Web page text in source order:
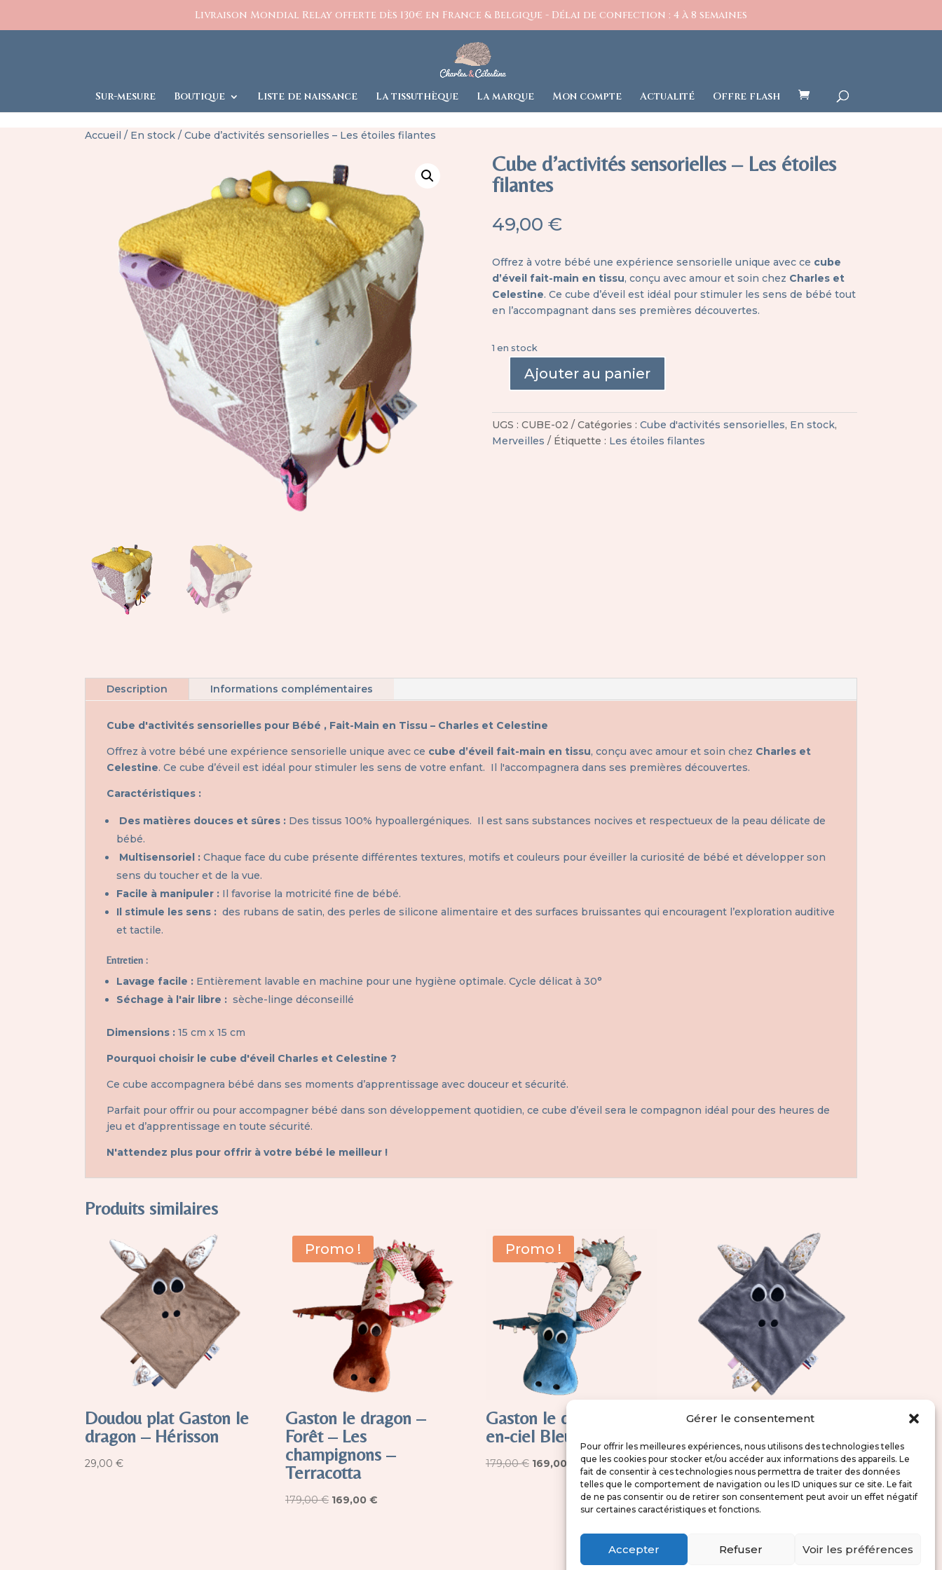
Gérer le consentement
Pour offrir les meilleures expériences, nous utilisons des technologies telles
que les cookies pour stocker et/ou accéder aux informations des appareils. Le
fait de consentir à ces technologies nous permettra de traiter des données
telles que le comportement de navigation ou les ID uniques sur ce site. Le fait
de ne pas consentir ou de retirer son consentement peut avoir un effet négatif
sur certaines caractéristiques et fonctions.
Accepter Refuser Voir les préférences
Livraison Mondial Relay offerte dès 130€ en France & Belgique - Délai de confection : 4 à 8 semaines
Sur-mesure Boutique Liste de naissance La tissuthèque La marque Mon compte Actualité Offre flash
Accueil / En stock / Cube d’activités sensorielles – Les étoiles filantes
Cube d’activités sensorielles – Les étoiles
filantes
49,00€
Offrez à votre bébé une expérience sensorielle unique avec ce cube
d’éveil fait-main en tissu, conçu avec amour et soin chez Charles et
Celestine. Ce cube d’éveil est idéal pour stimuler les sens de bébé tout
en l’accompagnant dans ses premières découvertes.
1 en stock
quantité
Cube
d'activités
sensorielles
Ajouter au panier
UGS :CUBE-02 Catégories :Cube d'activités sensorielles, En stock,
Merveilles
Étiquette : Les étoiles filantes
Description Informations complémentaires
Cube d'activités sensorielles pour Bébé , Fait-Main en Tissu – Charles et Celestine
Offrez à votre bébé une expérience sensorielle unique avec ce cube d’éveil fait-main en tissu, conçu avec amour et soin chez Charles et
Celestine. Ce cube d’éveil est idéal pour stimuler les sens de votre enfant. Il l'accompagnera dans ses premières découvertes.
Caractéristiques :
Des matières douces et sûres : Des tissus 100% hypoallergéniques. Il est sans substances nocives et respectueux de la peau délicate de
bébé.
Multisensoriel : Chaque face du cube présente différentes textures, motifs et couleurs pour éveiller la curiosité de bébé et développer son
sens du toucher et de la vue.
Facile à manipuler : Il favorise la motricité fine de bébé.
Il stimule les sens : des rubans de satin, des perles de silicone alimentaire et des surfaces bruissantes qui encouragent l’exploration auditive
et tactile.
Entretien :
Lavage facile : Entièrement lavable en machine pour une hygiène optimale. Cycle délicat à 30°
Séchage à l'air libre : sèche-linge déconseillé
Dimensions : 15 cm x 15 cm
Pourquoi choisir le cube d'éveil Charles et Celestine ?
Ce cube accompagnera bébé dans ses moments d’apprentissage avec douceur et sécurité.
Parfait pour offrir ou pour accompagner bébé dans son développement quotidien, ce cube d’éveil sera le compagnon idéal pour des heures de
jeu et d’apprentissage en toute sécurité.
N'attendez plus pour offrir à votre bébé le meilleur !
Produits similaires
Doudou plat Gaston le
dragon – Hérisson
29,00 €
Promo !
Gaston le dragon –
Forêt – Les
champignons –
Terracotta
179,00€ Le
169,00 €Le
Promo !
Gaston le dragon Arc-
en-ciel Bleu
179,00€ Le
169,00
Le
prix
actuel
169,00 €.
Doudou plat Gaston –
29,00€